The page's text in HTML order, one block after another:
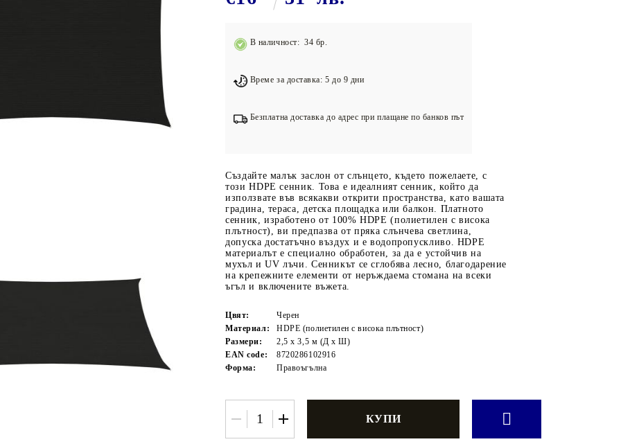
В наличност: 34 бр.
Време за доставка: 5 до 9 дни
Безплатна доставка до адрес при плащане по банков път
Създайте малък заслон от слънцето, където пожелаете, с
този HDPE сенник. Това е идеалният сенник, който да
използвате във всякакви открити пространства, като вашата
градина, тераса, детска площадка или балкон. Платното
сенник, изработено от 100% HDPE (полиетилен с висока
плътност), ви предпазва от пряка слънчева светлина,
допуска достатъчно въздух и е водопропускливо. HDPE
материалът е специално обработен, за да е устойчив на
мухъл и UV лъчи. Сенникът се сглобява лесно, благодарение
на крепежните елементи от неръждаема стомана на всеки
ъгъл и включените въжета.
Цвят:
Черен
Материал:
HDPE (полиетилен с висока плътност)
Размери:
2,5 x 3,5 м (Д x Ш)
EAN code:
8720286102916
Форма:
Правоъгълна